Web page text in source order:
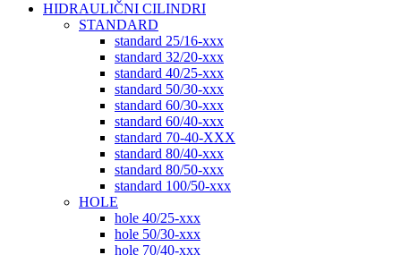
HIDRAULIČNI CILINDRI
STANDARD
standard 25/16-xxx
standard 32/20-xxx
standard 40/25-xxx
standard 50/30-xxx
standard 60/30-xxx
standard 60/40-xxx
standard 70-40-XXX
standard 80/40-xxx
standard 80/50-xxx
standard 100/50-xxx
HOLE
hole 40/25-xxx
hole 50/30-xxx
hole 70/40-xxx